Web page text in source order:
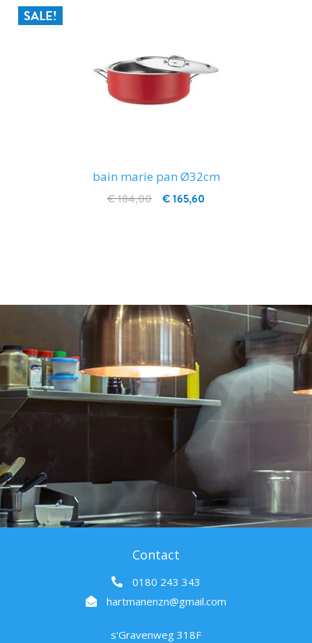
SALE!
bain marie pan Ø32cm
€ 165,60
€ 184,00
Contact
0180 243 343
hartmanenzn@gmail.com
s'Gravenweg 318F